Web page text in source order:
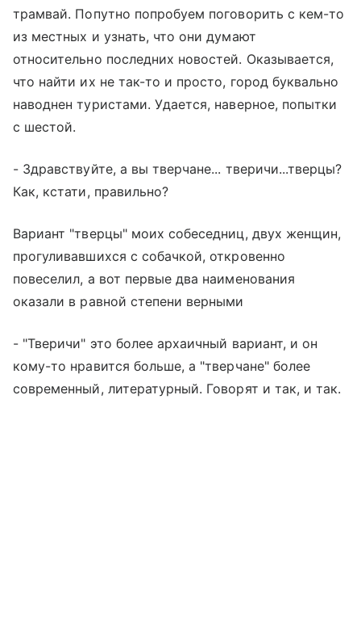
трамвай. Попутно попробуем поговорить с кем-то
из местных и узнать, что они думают
относительно последних новостей. Оказывается,
что найти их не так-то и просто, город буквально
наводнен туристами. Удается, наверное, попытки
с шестой.
- Здравствуйте, а вы тверчане... тверичи...тверцы?
Как, кстати, правильно?
Вариант "тверцы" моих собеседниц, двух женщин,
прогуливавшихся с собачкой, откровенно
повеселил, а вот первые два наименования
оказали в равной степени верными
- "Тверичи" это более архаичный вариант, и он
кому-то нравится больше, а "тверчане" более
современный, литературный. Говорят и так, и так.